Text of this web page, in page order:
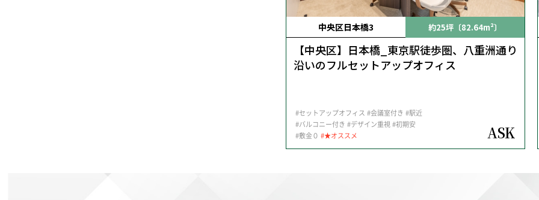
中央区日本橋3 約25坪〔82.64m²〕
【中央区】日本橋_東京駅徒歩圏、八重洲通り
沿いのフルセットアップオフィス
#セットアップオフィス #会議室付き #駅近
#バルコニー付き #デザイン重視#初期安
#敷金０ #★オススメ ASK